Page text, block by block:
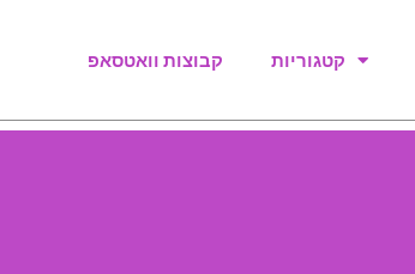
קבוצות וואטסאפ קטגוריות